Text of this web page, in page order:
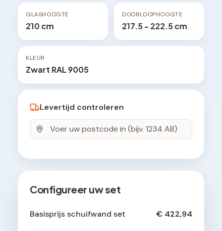
GLASHOOGTE
210 cm
DOORLOOPHOOGTE
217.5 - 222.5 cm
KLEUR
Zwart RAL 9005
Levertijd controleren
Configureer uw set
Basisprijs schuifwand set € 422,94